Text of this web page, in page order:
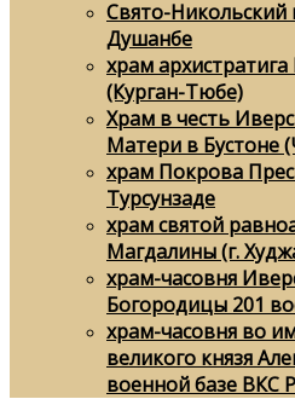
Свято-Никольский
Душанбе
храм
(Курган-Тюбе)
Храм в честь
Матери в Бустоне
храм Покрова
Турсунзаде
храм святой
Магдалины (г.
храм-часовня
Богородицы 201
храм-часовня во
великого князя
военной базе ВКС